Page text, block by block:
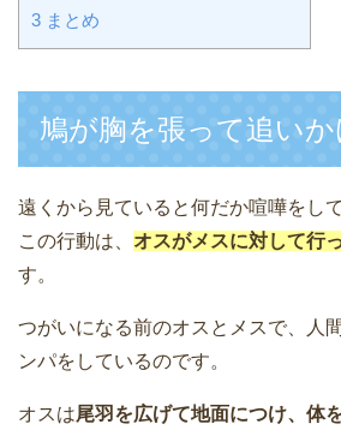
3 まとめ
鳩が胸を張って追い
遠くから見ていると何だか喧嘩をし
この行動は、 オスがメスに対して行
す。
つがいになる前のオスとメスで、人
ンパをしているのです。
オスは尾羽を広げて地面につけ、体